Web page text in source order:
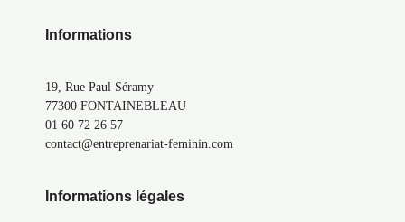
Informations
19, Rue Paul Séramy
77300 FONTAINEBLEAU
01 60 72 26 57
contact@entreprenariat-feminin.com
Informations légales